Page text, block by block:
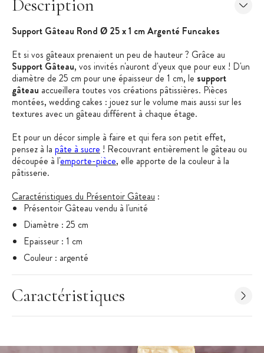
Description
Support Gâteau Rond Ø 25 x 1 cm Argenté Funcakes
Et si vos gâteaux prenaient un peu de hauteur ? Grâce au
Support Gâteau, vos invités n'auront d'yeux que pour eux ! D'un
diamètre de 25 cm pour une épaisseur de 1 cm, le support
gâteau accueillera toutes vos créations pâtissières. Pièces
montées, wedding cakes : jouez sur le volume mais aussi sur les
textures avec un gâteau différent à chaque étage.
Et pour un décor simple à faire et qui fera son petit effet,
pensez à la pâte à sucre ! Recouvrant entièrement le gâteau ou
découpée à l'emporte-pièce, elle apporte de la couleur à la
pâtisserie.
Caractéristiques du Présentoir Gâteau :
Présentoir Gâteau vendu à l'unité
Diamètre : 25 cm
Epaisseur : 1 cm
Couleur : argenté
Marque : Funcakes
Caractéristiques